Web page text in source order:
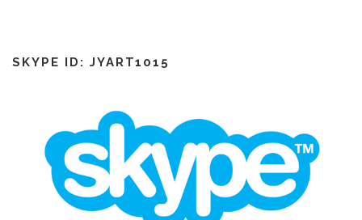
SKYPE ID: JYART1015